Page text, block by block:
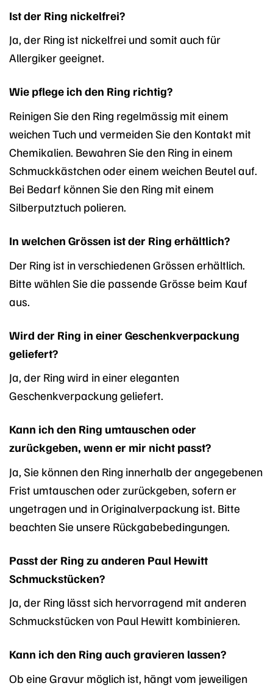
Ist der Ring nickelfrei?
Ja, der Ring ist nickelfrei und somit auch für
Allergiker geeignet.
Wie pflege ich den Ring richtig?
Reinigen Sie den Ring regelmässig mit einem
weichen Tuch und vermeiden Sie den Kontakt mit
Chemikalien. Bewahren Sie den Ring in einem
Schmuckkästchen oder einem weichen Beutel auf.
Bei Bedarf können Sie den Ring mit einem
Silberputztuch polieren.
In welchen Grössen ist der Ring erhältlich?
Der Ring ist in verschiedenen Grössen erhältlich.
Bitte wählen Sie die passende Grösse beim Kauf
aus.
Wird der Ring in einer Geschenkverpackung
geliefert?
Ja, der Ring wird in einer eleganten
Geschenkverpackung geliefert.
Kann ich den Ring umtauschen oder
zurückgeben, wenn er mir nicht passt?
Ja, Sie können den Ring innerhalb der angegebenen
Frist umtauschen oder zurückgeben, sofern er
ungetragen und in Originalverpackung ist. Bitte
beachten Sie unsere Rückgabebedingungen.
Passt der Ring zu anderen Paul Hewitt
Schmuckstücken?
Ja, der Ring lässt sich hervorragend mit anderen
Schmuckstücken von Paul Hewitt kombinieren.
Kann ich den Ring auch gravieren lassen?
Ob eine Gravur möglich ist, hängt vom jeweiligen